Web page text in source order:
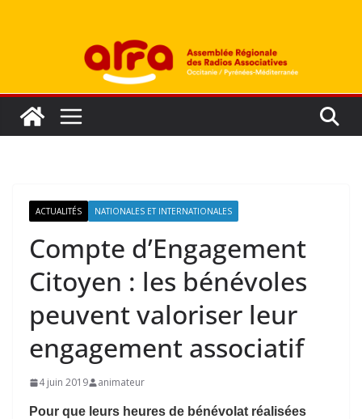
ACTUALITÉS NATIONALES ET INTERNATIONALES
Compte d’Engagement
Citoyen : les bénévoles
peuvent valoriser leur
engagement associatif
4 juin 2019 animateur
Pour que leurs heures de bénévolat réalisées